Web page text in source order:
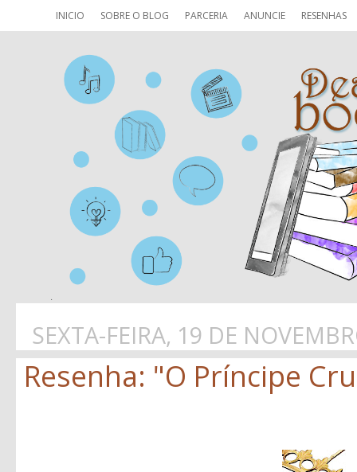
INICIO SOBRE O BLOG PARCERIA ANUNCIE RESENHAS
SEXTA-FEIRA, 19 DE
Resenha: "O Príncipe